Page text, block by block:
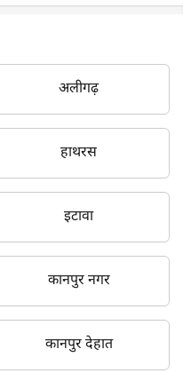
अलीगढ़
हाथरस
इटावा
कानपुर नगर
कानपुर देहात